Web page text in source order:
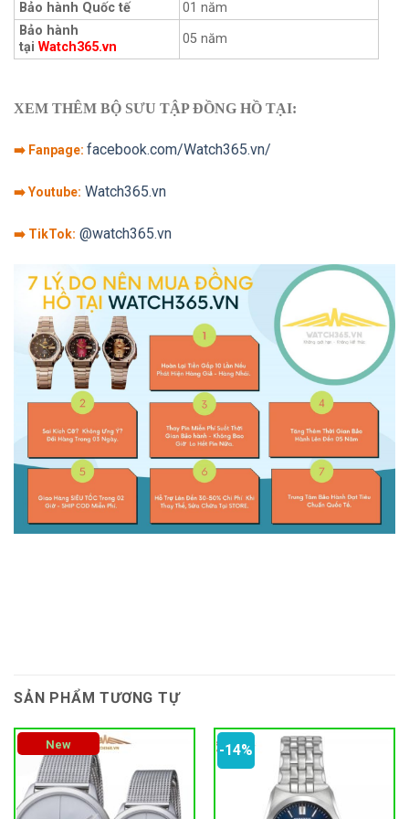
Bảo hành Quốc tế
01 năm
Bảo hành
tại Watch365.vn
05 năm
XEM THÊM BỘ SƯU TẬP ĐỒNG HỒ TẠI:
➡️ Fanpage: facebook.com/Watch365.vn/
➡️ Youtube: Watch365.vn
➡️ TikTok: @watch365.vn
SẢN PHẨM TƯƠNG TỰ
New -14%